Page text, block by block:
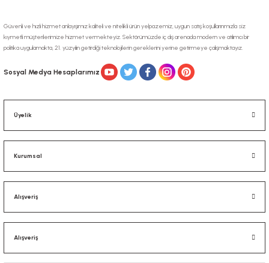
Güvenli ve hızlı hizmet anlayışımız kaliteli ve nitelikli ürün yelpazemiz, uygun satış koşullarınmızla siz
kıymetli müşterilerimize hizmet vermekteyiz. Sektörümüzde iç dış arenada modern ve atılımcı bir
politika uygulamakta, 21. yüzyılın getirdiği teknolojilerin gereklerini yerine getirmeye çalışmaktayız.
Sosyal Medya Hesaplarımız
Üyelik
Kurumsal
Alışveriş
Alışveriş